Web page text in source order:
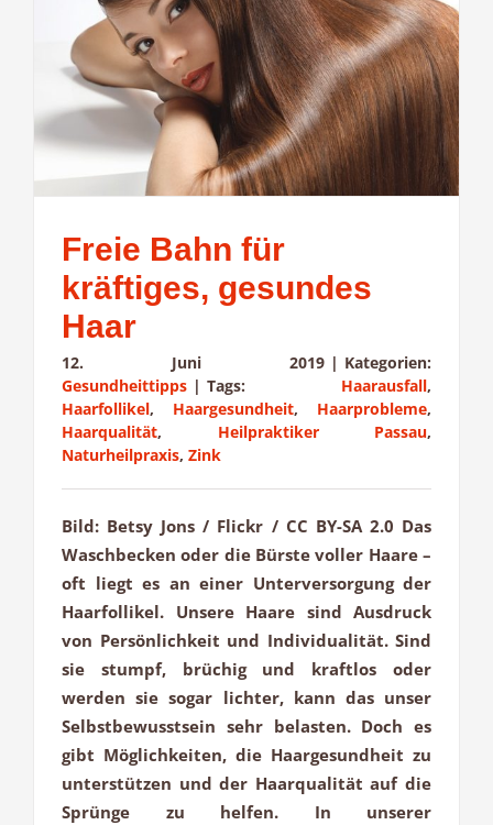
Freie Bahn für
kräftiges, gesundes
Haar
12. Juni 2019 | Kategorien:
Gesundheittipps | Tags: Haarausfall,
Haarfollikel, Haargesundheit, Haarprobleme,
Haarqualität, Heilpraktiker Passau,
Naturheilpraxis, Zink
Bild: Betsy Jons / Flickr / CC BY-SA 2.0 Das
Waschbecken oder die Bürste voller Haare –
oft liegt es an einer Unterversorgung der
Haarfollikel. Unsere Haare sind Ausdruck
von Persönlichkeit und Individualität. Sind
sie stumpf, brüchig und kraftlos oder
werden sie sogar lichter, kann das unser
Selbstbewusstsein sehr belasten. Doch es
gibt Möglichkeiten, die Haargesundheit zu
unterstützen und der Haarqualität auf die
Sprünge zu helfen. In unserer